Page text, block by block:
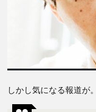
しかし気になる報道が。